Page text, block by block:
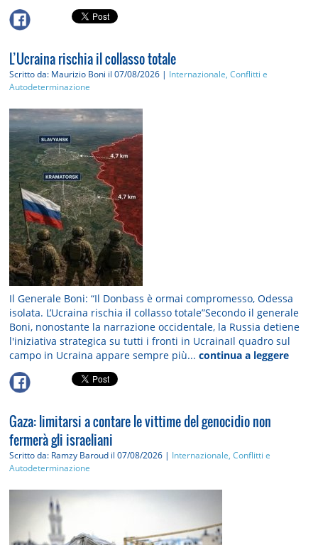
L’Ucraina rischia il collasso totale
Scritto da: Maurizio Boni il 07/08/2026 | Internazionale, Conflitti e
Autodeterminazione
Il Generale Boni: “Il Donbass è ormai compromesso, Odessa
isolata. L’Ucraina rischia il collasso totale”Secondo il generale
Boni, nonostante la narrazione occidentale, la Russia detiene
l'iniziativa strategica su tutti i fronti in UcrainaIl quadro sul
campo in Ucraina appare sempre più...continua a leggere
Gaza: limitarsi a contare le vittime del genocidio non
fermerà gli israeliani
Scritto da: Ramzy Baroud il 07/08/2026 | Internazionale, Conflitti e
Autodeterminazione